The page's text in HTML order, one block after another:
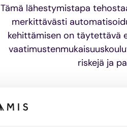
Tämä lähestymistapa
merkittävästi
kehittämisen on täytettävä
riskejä ja